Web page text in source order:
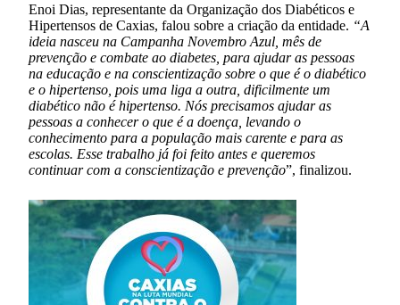
Enoi Dias, representante da Organização dos Diabéticos e
Hipertensos de Caxias, falou sobre a criação da entidade. “A
ideia nasceu na Campanha Novembro Azul, mês de
prevenção e combate ao diabetes, para ajudar as pessoas
na educação e na conscientização sobre o que é o diabético
e o hipertenso, pois uma liga a outra, dificilmente um
diabético não é hipertenso. Nós precisamos ajudar as
pessoas a conhecer o que é a doença, levando o
conhecimento para a população mais carente e para as
escolas. Esse trabalho já foi feito antes e queremos
continuar com a conscientização e prevenção”, finalizou.